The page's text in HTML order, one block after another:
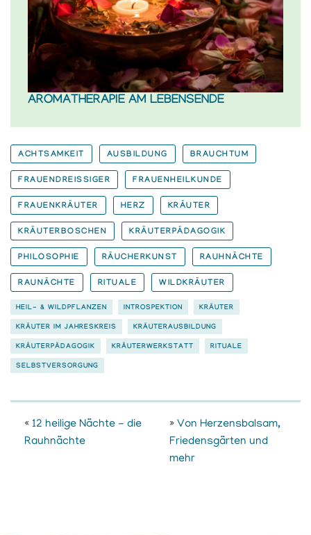
AROMATHERAPIE AM LEBENSENDE
ACHTSAMKEIT AUSBILDUNG BRAUCHTUM
FRAUENDREISSIGER FRAUENHEILKUNDE
FRAUENKRÄUTER HERZ KRÄUTER
KRÄUTERBOSCHEN KRÄUTERPÄDAGOGIK
PHILOSOPHIE RÄUCHERKUNST RAUHNÄCHTE
RAUNÄCHTE RITUALE WILDKRÄUTER
HEIL- & WILDPFLANZEN INTROSPEKTION KRÄUTER
KRÄUTER IM JAHRESKREIS KRÄUTERAUSBILDUNG
KRÄUTERPÄDAGOGIK KRÄUTERWERKSTATT RITUALE
SELBSTVERSORGUNG
« 12 heilige Nächte - die
Rauhnächte
» Von Herzensbalsam,
Friedensgärten und
mehr